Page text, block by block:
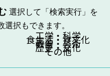
選択して「検索実行」を
択もできます。
工学・科学
食生活・食文化
教養・芸術
歴史・文化
その他